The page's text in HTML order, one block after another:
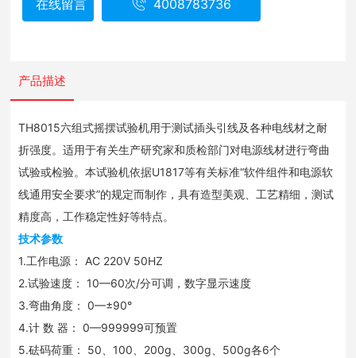
在线留言 4008783736
产品描述
TH8015六组式摇摆试验机用于测试插头引线及各种电线材之耐
折强度。适用于有关生产研究家和质检部门对电源线材进行弯曲
试验或检验。本试验机依据U1817等有关标准“软件组件和电源软
线通用安全要求”的规定而制作，具有造型美观、工艺精细，测试
精度高，工作稳定性好等特点。
技术参数
1.工作电源： AC 220V 50HZ
2.试验速度： 10—60次/分可调，数字显示速度
3.弯曲角度： 0—±90°
4.计 数 器： 0—999999可预置
5.砝码荷重： 50、100、200g、300g、500g各6个